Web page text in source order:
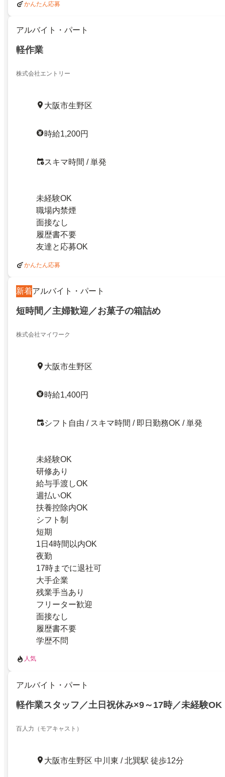
かんたん応募
アルバイト・パート
軽作業
株式会社エントリー
大阪市生野区
時給1,200円
スキマ時間 / 単発
未経験OK
職場内禁煙
面接なし
履歴書不要
友達と応募OK
かんたん応募
新着アルバイト・パート
短時間／主婦歓迎／お菓子の箱詰め
株式会社マイワーク
大阪市生野区
時給1,400円
シフト自由 / スキマ時間 / 即日勤務OK / 単発
未経験OK
研修あり
給与手渡しOK
週払いOK
扶養控除内OK
シフト制
短期
1日4時間以内OK
夜勤
17時までに退社可
大手企業
残業手当あり
フリーター歓迎
面接なし
履歴書不要
学歴不問
人気
アルバイト・パート
軽作業スタッフ／土日祝休み×9～17時／未経験OK
百人力（モアキャスト）
大阪市生野区 中川東 / 北巽駅 徒歩12分